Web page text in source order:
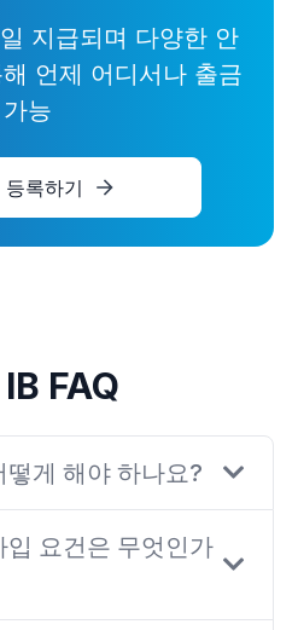
지급되며 다양한 안
언제 어디서나 출금
가능
등록하기
FAQ
게 해야 하나요?
요건은 무엇인가